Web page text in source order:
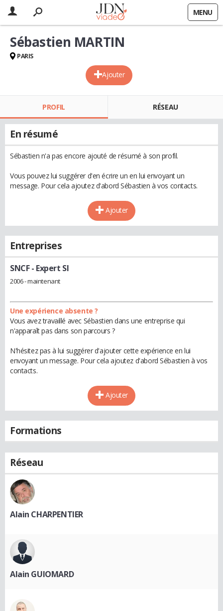
MENU
Ajouter
Sébastien MARTIN
PARIS
PROFIL RÉSEAU
En résumé
Sébastien n'a pas encore ajouté de résumé à son profil.
Vous pouvez lui suggérer d'en écrire un en lui envoyant un
message. Pour cela ajoutez d'abord Sébastien à vos contacts.
Ajouter
Entreprises
SNCF- Expert SI
2006 - maintenant
Une expérience absente ?
Vous avez travaillé avec Sébastien dans une entreprise qui
n'apparaît pas dans son parcours ?
N'hésitez pas à lui suggérer d'ajouter cette expérience en lui
envoyant un message. Pour cela ajoutez d'abord Sébastien à vos
contacts.
Ajouter
Formations
Réseau
Alain CHARPENTIER
Alain GUIOMARD